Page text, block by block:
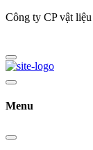
Công ty CP vật
Menu